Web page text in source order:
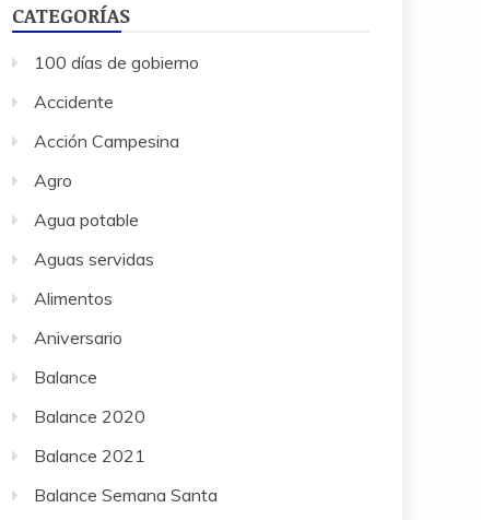
CATEGORÍAS
100 días de gobierno
Accidente
Acción Campesina
Agro
Agua potable
Aguas servidas
Alimentos
Aniversario
Balance
Balance 2020
Balance 2021
Balance Semana Santa